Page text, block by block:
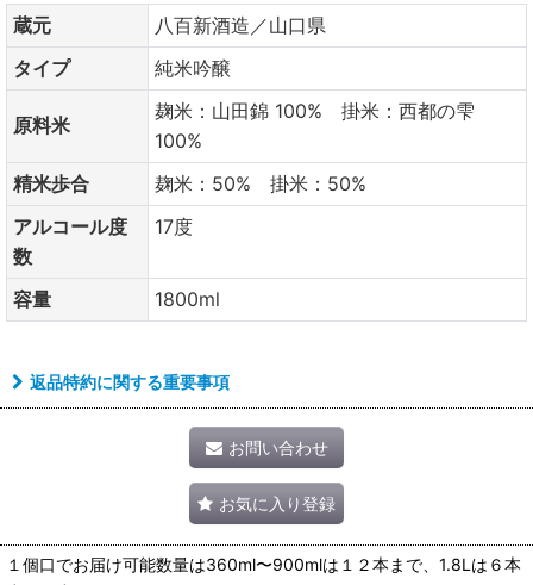
蔵元
八百新酒造／山口県
タイプ
純米吟醸
原料米
麹米：山田錦 100% 掛米：西都の雫
100%
精米歩合
麹米：50% 掛米：50%
アルコール度
数
17度
容量 1800ml
返品特約に関する重要事項
お問い合わせ
お気に入り登録
１個口でお届け可能数量は360ml〜900mlは１２本まで、1.8Lは６本